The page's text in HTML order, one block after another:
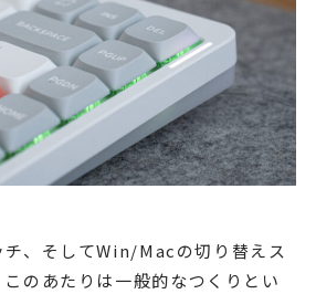
チ、そしてWin/Macの切り替えス
のあたりは一般的なつくりとい